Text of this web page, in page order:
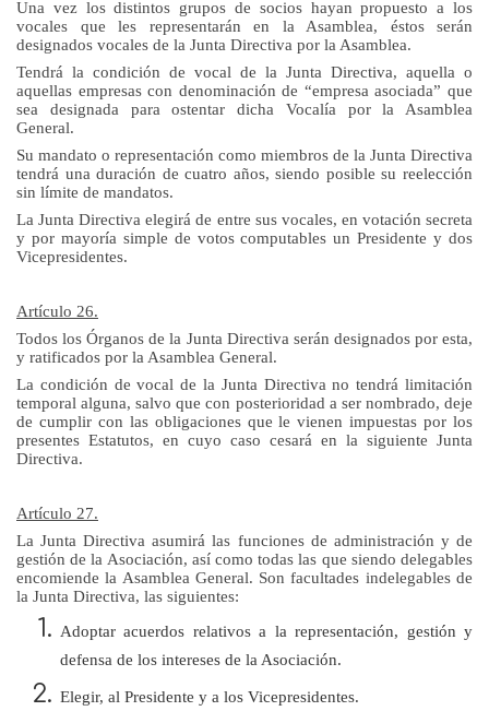
Una vez los distintos grupos de socios hayan propuesto a los
vocales que les representarán en la Asamblea, éstos serán
designados vocales de la Junta Directiva por la Asamblea.
Tendrá la condición de vocal de la Junta Directiva, aquella o
aquellas empresas con denominación de “empresa asociada” que
sea designada para ostentar dicha Vocalía porla Asamblea
General.
Su mandato o representación como miembros de la Junta Directiva
tendrá una duración de cuatro años, siendo posible su reelección
sin límite de mandatos.
La Junta Directiva elegirá de entre sus vocales, en votación secreta
y por mayoría simple de votos computables un Presidente y dos
Vicepresidentes.
Artículo 26.
Todos los Órganos dela Junta Directiva serán designados por esta,
y ratificados por la Asamblea General.
La condición de vocal de la Junta Directiva no tendrá limitación
temporal alguna, salvo que con posterioridad a ser nombrado, deje
de cumplir con las obligaciones que le vienen impuestas por los
presentes Estatutos, en cuyo caso cesará en la siguiente Junta
Directiva.
Artículo 27.
La Junta Directiva asumirá las funciones de administración y de
gestión de la Asociación, así como todas las que siendo delegables
encomiendela Asamblea General. Son facultades indelegables de
la Junta Directiva, las siguientes:
Adoptar acuerdos relativos a la representación, gestión y
defensa de los intereses de la Asociación.
Elegir, al Presidente y a los Vicepresidentes.